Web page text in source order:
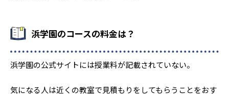
浜学園のコースの料金は？
浜学園の公式サイトには授業料が記載されていない。
気になる人は近くの教室で見積もりをしてもらうことをおす